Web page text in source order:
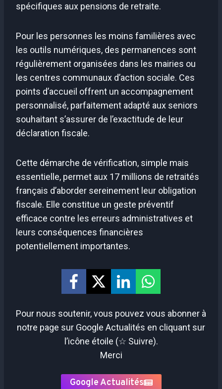
spécifiques aux pensions de retraite.
Pour les personnes les moins familières avec
les outils numériques, des permanences sont
régulièrement organisées dans les mairies ou
les centres communaux d’action sociale. Ces
points d’accueil offrent un accompagnement
personnalisé, parfaitement adapté aux seniors
souhaitant s’assurer de l’exactitude de leur
déclaration fiscale.
Cette démarche de vérification, simple mais
essentielle, permet aux 17 millions de retraités
français d’aborder sereinement leur obligation
fiscale. Elle constitue un geste préventif
efficace contre les erreurs administratives et
leurs conséquences financières
potentiellement importantes.
Pour nous soutenir, vous pouvez vous abonner à
notre page sur Google Actualités en cliquant sur
l’icône étoile (☆ Suivre).
Merci
Google Actualités